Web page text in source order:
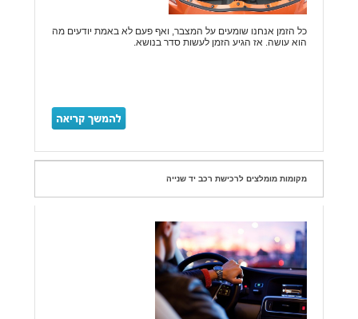
כל הזמן אנחנו שומעים על המצבר, ואף פעם לא באמת יודעים מה
הוא עושה. אז הגיע הזמן לעשות סדר בנושא.
מקומות מומלצים לרכישת רכב יד שנייה